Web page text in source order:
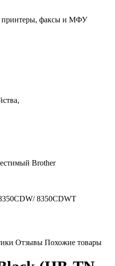
принтеры, факсы и МФУ
Brother
8350CDWT
Отзывы Похожие товары